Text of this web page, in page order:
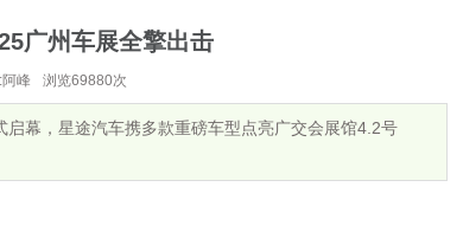
广州车展全擎出击
峰 浏览69880次
启幕，星途汽车携多款重磅车型点亮广交会展馆4.2号